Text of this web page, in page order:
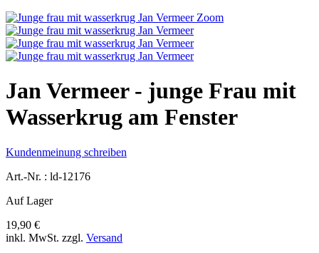
Zoom
Jan Vermeer - junge Frau mit
Wasserkrug am Fenster
Kundenmeinung schreiben
Art.-Nr. : ld-12176
Auf Lager
19,90 €
inkl. MwSt. zzgl. Versand